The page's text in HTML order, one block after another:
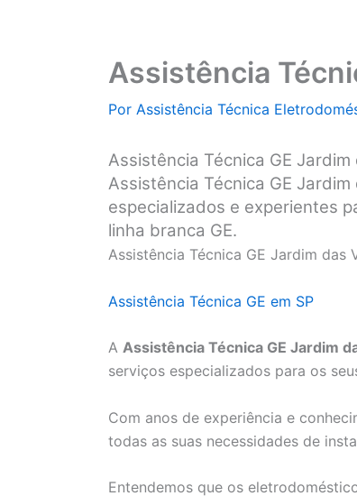
Assistência
Por Assistência Técnica
Assistência Técnica GE
Assistência Técnica GE
especializados e experientes
linha branca GE.
Assistência Técnica GE Jardim das
Assistência Técnica GE em SP
A Assistência Técnica GE Jardim
serviços especializados para os
Com anos de experiência e
todas as suas necessidades de
Entendemos que os